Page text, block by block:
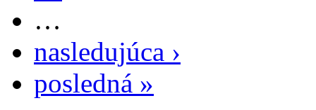
…
nasledujúca ›
posledná »